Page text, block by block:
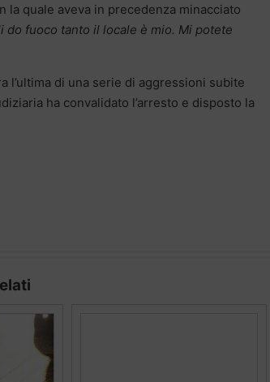
la quale aveva in precedenza minacciato
do fuoco tanto il locale è mio. Mi potete
l’ultima di una serie di aggressioni subite
ha convalidato l’arresto e disposto la